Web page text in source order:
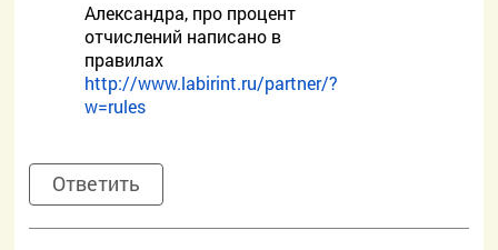
Александра, про процент
отчислений написано в
правилах
http://www.labirint.ru/partner/?
w=rules
Ответить